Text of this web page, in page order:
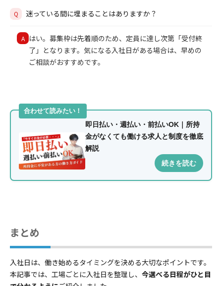
Q 迷っている間に埋まることはありますか？
A
はい。募集枠は先着順のため、定員に達し次第「受付終
了」となります。気になる入社日がある場合は、早めの
ご相談がおすすめです。
合わせて読みたい！
即日払い・週払い・前払いOK｜所持
金がなくても働ける求人と制度を徹底
解説
続きを読む
まとめ
入社日は、働き始めるタイミングを決める大切なポイントです。
本記事では、工場ごとに入社日を整理し、 今選べる日程がひと目